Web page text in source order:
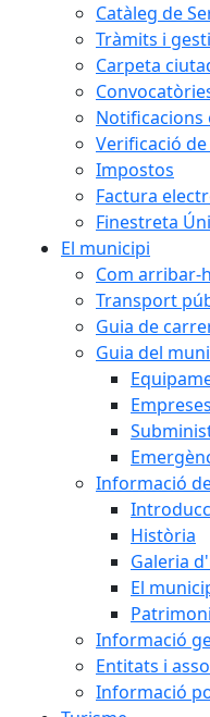
Catàleg de
Tràmits i
Carpeta
Notificacions
Verificació
Impostos
Factura
Finestreta
El municipi
Com arribar-
Transport
Guia de
Guia del
Informació
Història
Galeria
El
Informació
Entitats i
Informació